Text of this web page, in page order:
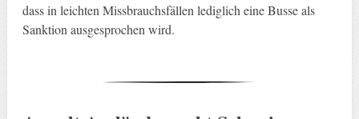
dass in leichten Missbrauchsfällen lediglich eine Busse als
Sanktion ausgesprochen wird.